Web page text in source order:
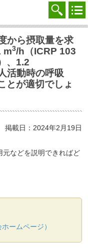
から摂取量を求
m3/h（ICRP 103
、1.2
活動時の呼吸
とが適切でしょ
掲載日：2024年2月19日
などを説明できればど
ームページ）